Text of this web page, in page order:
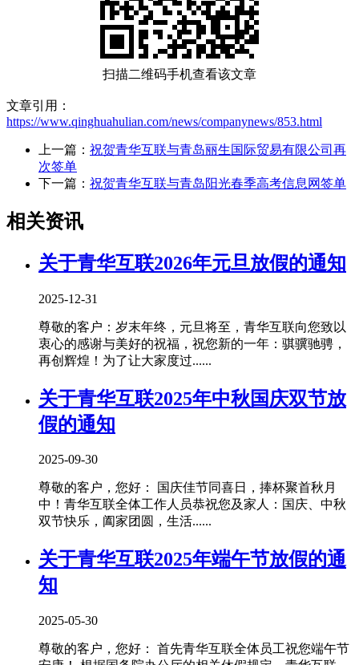
扫描二维码手机查看该文章
文章引用：
https://www.qinghuahulian.com/news/companynews/853.html
上一篇： 祝贺青华互联与青岛丽生国际贸易有限公司再
次签单
下一篇： 祝贺青华互联与青岛阳光春季高考信息网签单
相关资讯
关于青华互联2026年元旦放假的通知
2025-12-31
尊敬的客户：岁末年终，元旦将至，青华互联向您致以
衷心的感谢与美好的祝福，祝您新的一年：骐骥驰骋，
再创辉煌！为了让大家度过......
关于青华互联2025年中秋国庆双节放
假的通知
2025-09-30
尊敬的客户，您好： 国庆佳节同喜日，捧杯聚首秋月
中！青华互联全体工作人员恭祝您及家人：国庆、中秋
双节快乐，阖家团圆，生活......
关于青华互联2025年端午节放假的通
知
2025-05-30
尊敬的客户，您好： 首先青华互联全体员工祝您端午节